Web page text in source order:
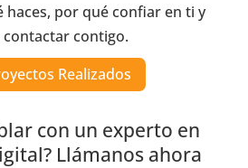
haces, por qué confiar en ti y
contigo.
Realizados
con un experto en
Llámanos ahora